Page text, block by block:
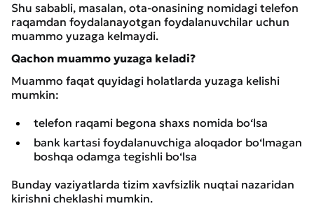
Shu sababli, masalan, ota-onasining nomidagi telefon
raqamdan foydalanayotgan foydalanuvchilar uchun
muammo yuzaga kelmaydi.
Qachon muammo yuzaga keladi?
Muammo faqat quyidagi holatlarda yuzaga kelishi
mumkin:
telefon raqami begona shaxs nomida bo‘lsa
bank kartasi foydalanuvchiga aloqador bo‘lmagan
boshqa odamga tegishli bo‘lsa
Bunday vaziyatlarda tizim xavfsizlik nuqtai nazaridan
kirishni cheklashi mumkin.